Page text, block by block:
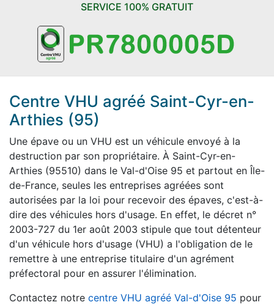
SERVICE 100% GRATUIT
Centre VHU agréé Saint-Cyr-en-
Arthies (95)
Une épave ou un VHU est un véhicule envoyé à la
destruction par son propriétaire. À Saint-Cyr-en-
Arthies (95510) dans le Val-d'Oise 95 et partout en Île-
de-France, seules les entreprises agréées sont
autorisées par la loi pour recevoir des épaves, c'est-à-
dire des véhicules hors d'usage. En effet, le décret n°
2003-727 du 1er août 2003 stipule que tout détenteur
d'un véhicule hors d'usage (VHU) a l'obligation de le
remettre à une entreprise titulaire d'un agrément
préfectoral pour en assurer l'élimination.
Contactez notre centre VHU agréé Val-d'Oise 95 pour